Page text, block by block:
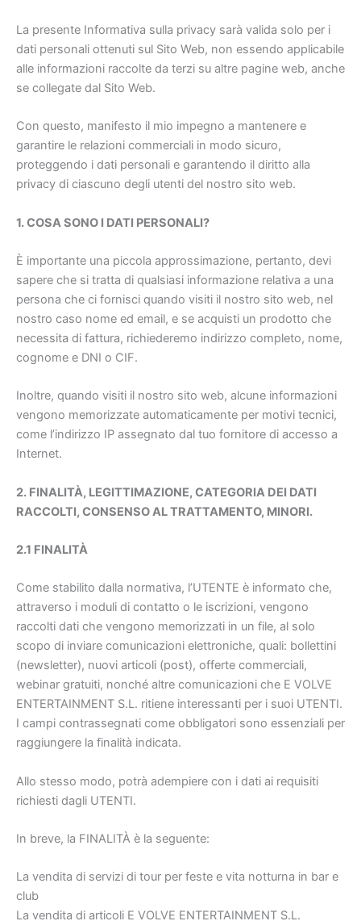
La presente Informativa sulla privacy sarà valida solo per i
dati personali ottenuti sul Sito Web, non essendo applicabile
alle informazioni raccolte da terzi su altre pagine web, anche
se collegate dal Sito Web.
Con questo, manifesto il mio impegno a mantenere e
garantire le relazioni commerciali in modo sicuro,
proteggendo i dati personali e garantendo il diritto alla
privacy di ciascuno degli utenti del nostro sito web.
1. COSA SONO I DATI PERSONALI?
È importante una piccola approssimazione, pertanto, devi
sapere che si tratta di qualsiasi informazione relativa a una
persona che ci fornisci quando visiti il nostro sito web, nel
nostro caso nome ed email, e se acquisti un prodotto che
necessita di fattura, richiederemo indirizzo completo, nome,
cognome e DNI o CIF.
Inoltre, quando visiti il nostro sito web, alcune informazioni
vengono memorizzate automaticamente per motivi tecnici,
come l’indirizzo IP assegnato dal tuo fornitore di accesso a
Internet.
2. FINALITÀ, LEGITTIMAZIONE, CATEGORIA DEI DATI
RACCOLTI, CONSENSO AL TRATTAMENTO, MINORI.
2.1 FINALITÀ
Come stabilito dalla normativa, l’UTENTE è informato che,
attraverso i moduli di contatto o le iscrizioni, vengono
raccolti dati che vengono memorizzati in un file, al solo
scopo di inviare comunicazioni elettroniche, quali: bollettini
(newsletter), nuovi articoli (post), offerte commerciali,
webinar gratuiti, nonché altre comunicazioni che E VOLVE
ENTERTAINMENT S.L. ritiene interessanti per i suoi UTENTI.
I campi contrassegnati come obbligatori sono essenziali per
raggiungere la finalità indicata.
Allo stesso modo, potrà adempiere con i dati ai requisiti
richiesti dagli UTENTI.
In breve, la FINALITÀ è la seguente:
La vendita di servizi di tour per feste e vita notturna in bar e
club
La vendita di articoli E VOLVE ENTERTAINMENT S.L.